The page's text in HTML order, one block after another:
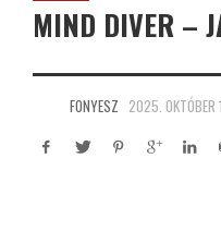
MIND DIVER –
FONYESZ 2025. OKTÓBER